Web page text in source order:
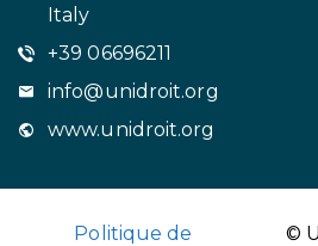
Italy
+39 06696211
info@unidroit.org
www.unidroit.org
Politique de
©